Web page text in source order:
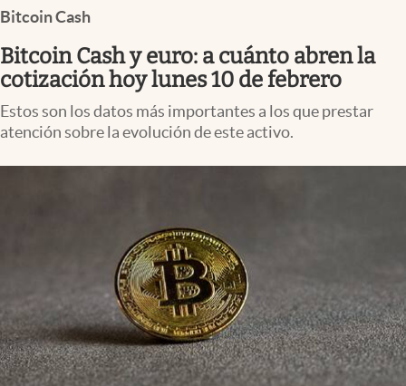
Bitcoin Cash
Bitcoin Cash y euro: a cuánto abren la
cotización hoy lunes 10 de febrero
Estos son los datos más importantes a los que prestar
atención sobre la evolución de este activo.